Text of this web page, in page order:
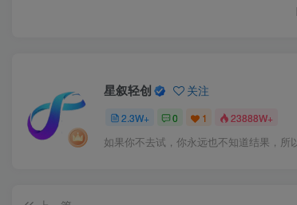
星叙轻创 关注
2.3W+ 0 1 23888W+
如果你不去试，你永远也不知道结果，所